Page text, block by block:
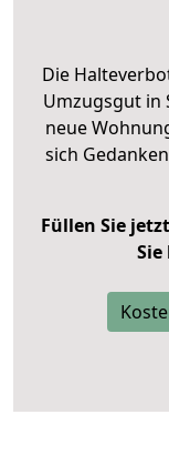
Die
Umzugsgut in
neue
sich
Füllen Sie